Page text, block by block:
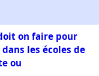
on faire pour
les écoles de
ou